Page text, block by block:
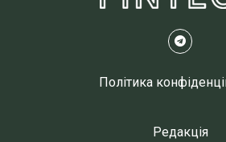
Політика
Редакція